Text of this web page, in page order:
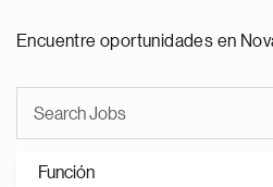
Encuentre oportunidades en
Función